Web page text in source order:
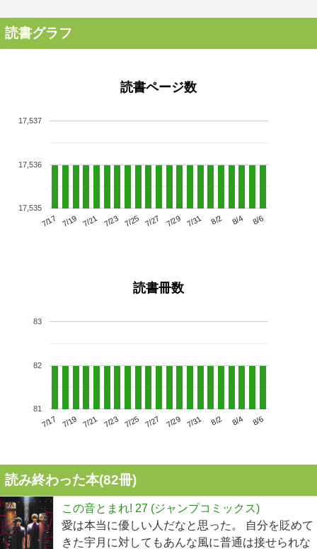
読書グラフ
読書ページ数
7/17 7/19 7/21 7/23 7/25 7/27 7/29 7/31 8/2 8/4 8/6
17,535
17,536
17,537
読書冊数
7/17 7/19 7/21 7/23 7/25 7/27 7/29 7/31 8/2 8/4 8/6
81
82
83
読み終わった本(82冊)
この音とまれ! 27 (ジャンプコミックス)
愛は本当に優しい人だなと思った。 自分を貶めて
きた宇月に対してもあんな風に普通は接せられな